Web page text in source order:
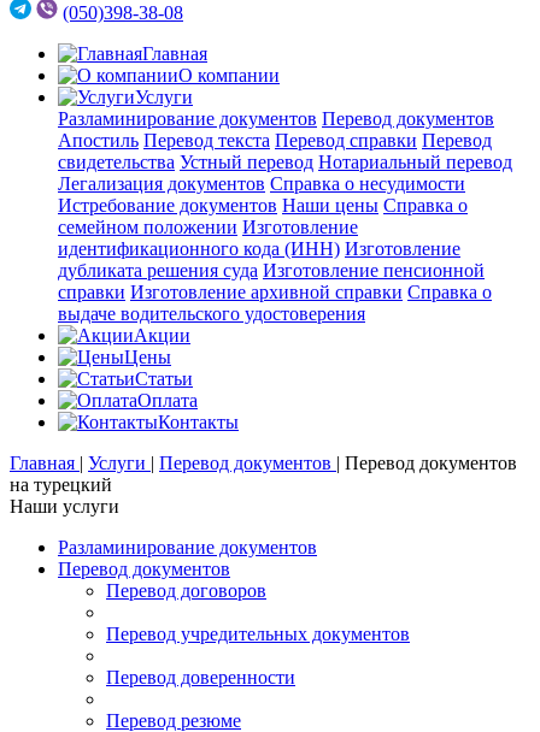
(050)398-38-08
Главная
О компании
Услуги
Разламинирование документов Перевод документов
Апостиль Перевод текста Перевод справки Перевод
свидетельства Устный перевод Нотариальный перевод
Легализация документов Справка о несудимости
Истребование документов Наши цены Справка о
семейном положении Изготовление
идентификационного кода (ИНН) Изготовление
дубликата решения суда Изготовление пенсионной
справки Изготовление архивной справки Справка о
выдаче водительского удостоверения
Акции
Цены
Статьи
Оплата
Контакты
Главная | Услуги | Перевод документов | Перевод документов
на турецкий
Наши услуги
Разламинирование документов
Перевод документов
Перевод договоров
Перевод учредительных документов
Перевод доверенности
Перевод резюме